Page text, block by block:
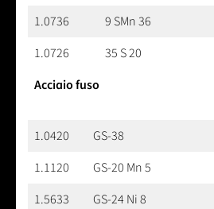
1.0736
9 SMn 36
1.0726
35 S 20
Acciaio fuso
1.0420
GS-38
1.1120
GS-20 Mn 5
1.5633
GS-24 Ni 8